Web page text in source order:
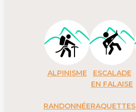
ALPINISME
ESCALADE
EN FALAISE
RANDONNÉERAQUETTES